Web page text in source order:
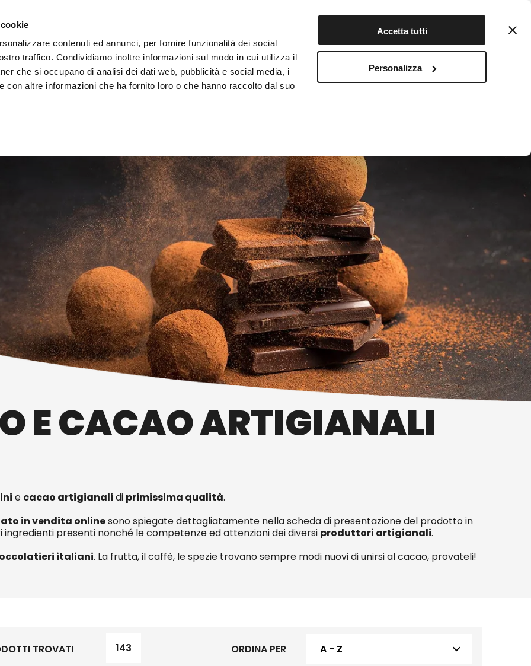
contenuti ed annunci, per fornire funzionalità dei social
traffico. Condividiamo inoltre informazioni sul modo in cui utilizza il
che si occupano di analisi dei dati web, pubblicità e social media, i
con altre informazioni che ha fornito loro o che hanno raccolto dal suo
Accetta tutti
Personalizza
Registrati
LE BOTTEGHE INFOTEKA CIBO AUTENTICO
E CACAO ARTIGIANALI
e cacao artigianali di primissima qualità.
in vendita onlinesono spiegate dettagliatamente nella scheda di presentazione del prodotto in
presenti nonché le competenze ed attenzioni dei diversi produttori artigianali.
italiani. La frutta, il caffè, le spezie trovano sempre modi nuovi di unirsi al cacao, provateli!
TROVATI 143 ORDINA PER A - Z